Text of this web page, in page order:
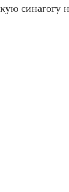
синагогу